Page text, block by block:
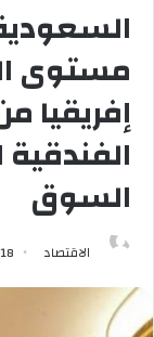
مستوى
إفريقيا
السوق
الاقتصاد